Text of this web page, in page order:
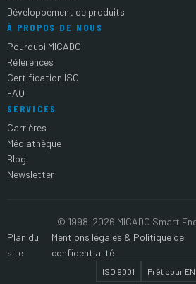
Développement de produits
À PROPOS DE NOUS
Pourquoi MICADO
Références
Certification ISO
FAQ
SERVICES
Carrières
Médiathèque
Blog
Newsletter
© 1998–2026 MICADO Smart
Plan du
site
Mentions légales & Politique de
confidentialité
ISO 9001 Prêt pour EN